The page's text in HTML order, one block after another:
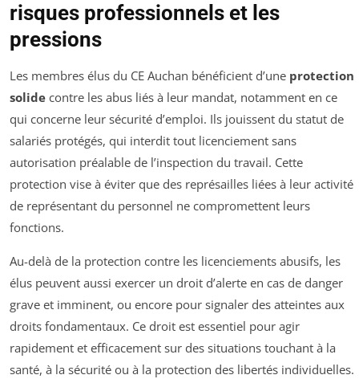
risques professionnels et les
pressions
Les membres élus du CE Auchan bénéficient d’une protection
solide contre les abus liés à leur mandat, notamment en ce
qui concerne leur sécurité d’emploi. Ils jouissent du statut de
salariés protégés, qui interdit tout licenciement sans
autorisation préalable de l’inspection du travail. Cette
protection vise à éviter que des représailles liées à leur activité
de représentant du personnel ne compromettent leurs
fonctions.
Au-delà de la protection contre les licenciements abusifs, les
élus peuvent aussi exercer un droit d’alerte en cas de danger
grave et imminent, ou encore pour signaler des atteintes aux
droits fondamentaux. Ce droit est essentiel pour agir
rapidement et efficacement sur des situations touchant à la
santé, à la sécurité ou à la protection des libertés individuelles.